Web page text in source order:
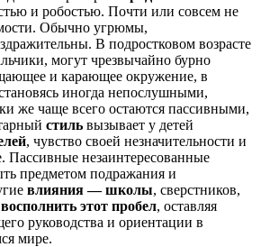
и робостью. Почти или совсем не
Обычно угрюмы,
В подростковом возрасте
могут чрезвычайно бурно
и карающее окружение, в
иногда непослушными,
же чаще всего остаются пассивными,
стиль вызывает у детей
, чувство своей незначительности и
Пассивные незаинтересованные
предметом подражания и
влияния — школы, сверстников,
восполнить этот пробел, оставляя
руководства и ориентации в
мире.